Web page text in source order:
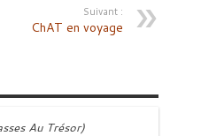
Suivant :
ChAT en voyage
Au Trésor)